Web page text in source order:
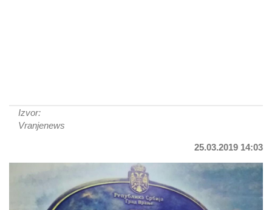
Izvor:
Vranjenews
25.03.2019 14:03